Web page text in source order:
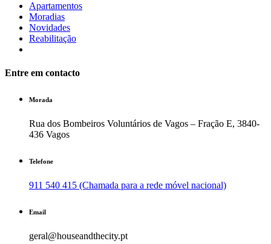
Apartamentos
Moradias
Novidades
Reabilitação
Entre em contacto
Morada
Rua dos Bombeiros Voluntários de Vagos – Fração E, 3840-
436 Vagos
Telefone
911 540 415 (Chamada para a rede móvel nacional)
Email
geral@houseandthecity.pt